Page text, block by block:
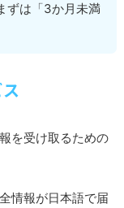
ずは「3か月未満
を受け取るための
情報が日本語で届